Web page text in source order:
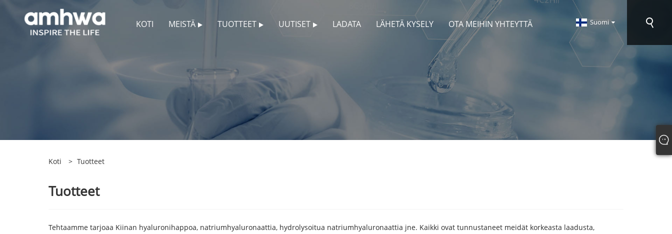
KOTI MEISTÄ TUOTTEET UUTISET LADATA LÄHETÄ KYSELY OTA MEIHIN YHTEYTTÄ Suomi
Koti > Tuotteet
Tuotteet
Tehtaamme tarjoaa Kiinan hyaluronihappoa, natriumhyaluronaattia, hydrolysoitua natriumhyaluronaattia jne. Kaikki ovat tunnustaneet meidät korkeasta laadusta,